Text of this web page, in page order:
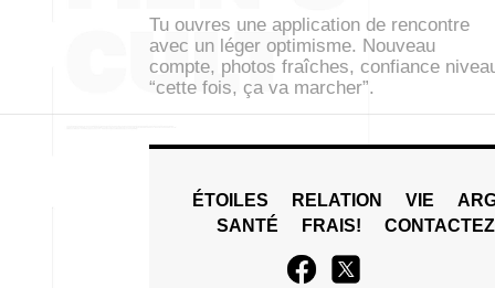
Tu ouvres une application de rencontre
avec un léger optimisme. Nouveau
compte, photos fraîches, confiance
“cette fois, ça va marcher”.
ÉTOILES RELATION VIE
SANTÉ
FRAIS!